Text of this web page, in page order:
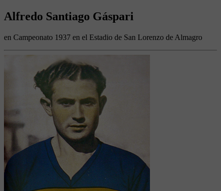
Alfredo Santiago Gáspari
en Campeonato 1937 en el Estadio de San Lorenzo de Almagro